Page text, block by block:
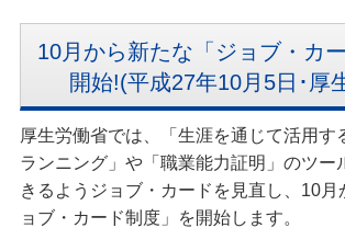
10月から新たな「ジョブ・カ
開始!(平成27年10月5日･厚
厚生労働省では、「生涯を通じて活用す
ランニング」や「職業能力証明」のツー
きるようジョブ・カードを見直し、10月
ョブ・カード制度」を開始します。